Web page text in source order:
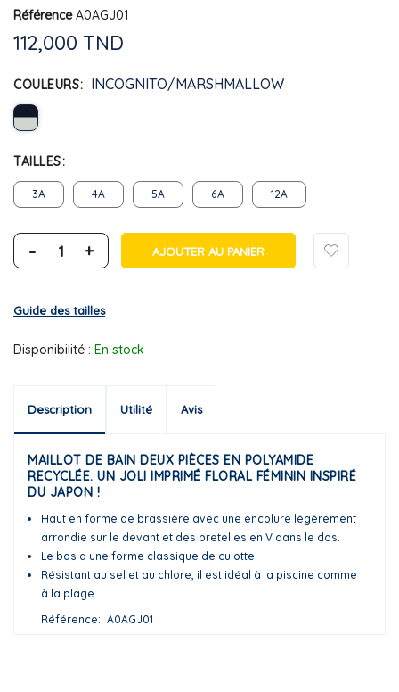
Référence A0AGJ01
112,000 TND
COULEURS INCOGNITO/MARSHMALLOW
TAILLES
3A 4A 5A 6A 12A
- + AJOUTER AU PANIER
Guide des tailles
Disponibilité : En stock
Description Utilité Avis
MAILLOT DE BAIN DEUX PIÈCES EN POLYAMIDE
RECYCLÉE. UN JOLI IMPRIMÉ FLORAL FÉMININ INSPIRÉ
DU JAPON !
Haut en forme de brassière avec une encolure légèrement
arrondie sur le devant et des bretelles en V dans le dos.
Le bas a une forme classique de culotte.
Résistant au sel et au chlore, il est idéal à la piscine comme
à la plage.
Référence
A0AGJ01